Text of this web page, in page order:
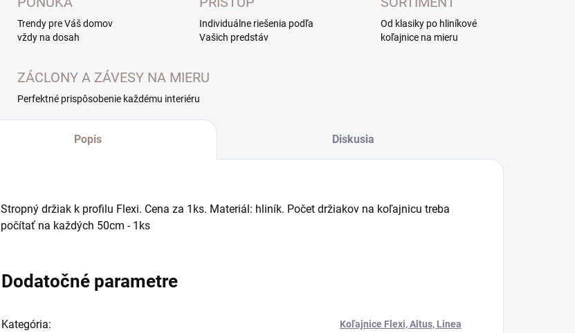
Trendy pre Váš domov
vždy na dosah
Individuálne riešenia podľa
Vašich predstáv
Od klasiky po hliníkové
koľajnice na mieru
ZÁCLONY A ZÁVESY NA MIERU
Perfektné prispôsobenie každému interiéru
Popis Diskusia
Stropný držiak k profilu Flexi. Cena za 1ks. Materiál: hliník. Počet držiakov na koľajnicu treba
počítať na každých 50cm - 1ks
Dodatočné parametre
Kategória: Koľajnice Flexi, Altus, Linea